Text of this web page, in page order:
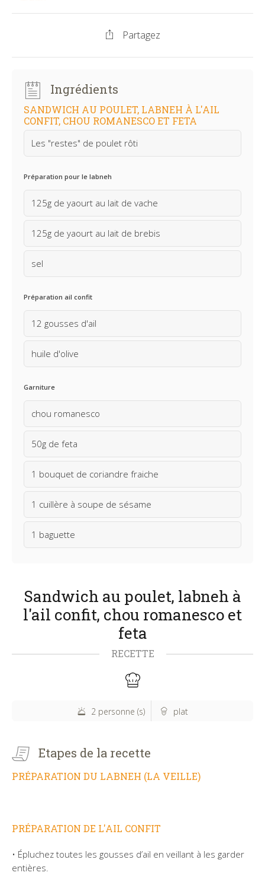
Partagez
Ingrédients
SANDWICH AU POULET, LABNEH À L'AIL
CONFIT, CHOU ROMANESCO ET FETA
Les "restes" de poulet rôti
Préparation pour le labneh
125g de yaourt au lait de vache
125g de yaourt au lait de brebis
sel
Préparation ail confit
12 gousses d'ail
huile d'olive
Garniture
chou romanesco
50g de feta
1 bouquet de coriandre fraiche
1 cuillère à soupe de sésame
1 baguette
Sandwich au poulet, labneh à
l'ail confit, chou romanesco et
feta
RECETTE
2 personne (s) plat
Etapes de la recette
PRÉPARATION DU LABNEH (LA VEILLE)
PRÉPARATION DE L'AIL CONFIT
• Épluchez toutes les gousses d’ail en veillant à les garder
entières.